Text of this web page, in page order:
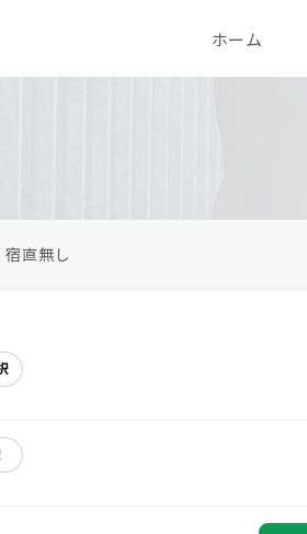
ホーム
宿直無し